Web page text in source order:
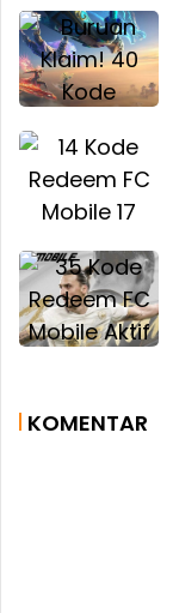
KOMENTAR